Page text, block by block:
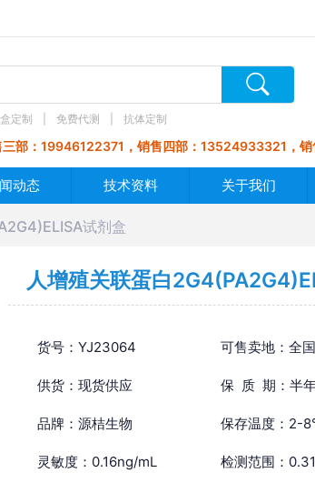
定制 免费代测 抗体定制
部：19946122371，销售四部：13524933321，
动态 技术资料 关于我们
试剂盒
人增殖关联蛋白
货号：YJ23064 可售卖地：全国
供货：现货供应 保 质 期：半
品牌：源桔生物 保存温度：2-
灵敏度：0.16ng/mL 检测范围：